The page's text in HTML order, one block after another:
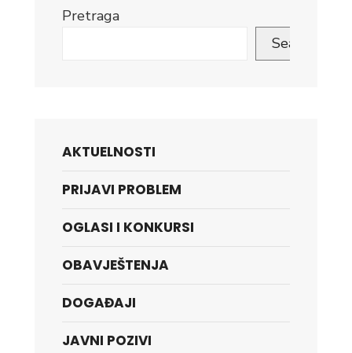
Pretraga
Search
AKTUELNOSTI
PRIJAVI PROBLEM
OGLASI I KONKURSI
OBAVJEŠTENJA
DOGAĐAJI
JAVNI POZIVI